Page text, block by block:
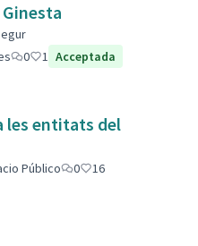
0 1 Acceptada
les entitats del
Público 0
16